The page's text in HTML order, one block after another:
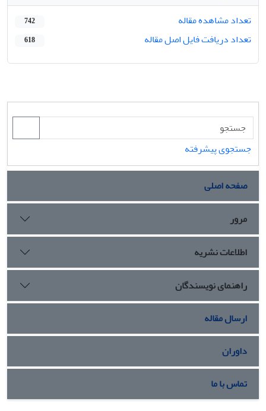
تعداد مشاهده مقاله
742
تعداد دریافت فایل اصل مقاله 618
جستجوی پیشرفته
صفحه اصلی
مرور
اطلاعات نشریه
راهنمای نویسندگان
ارسال مقاله
داوران
تماس با ما